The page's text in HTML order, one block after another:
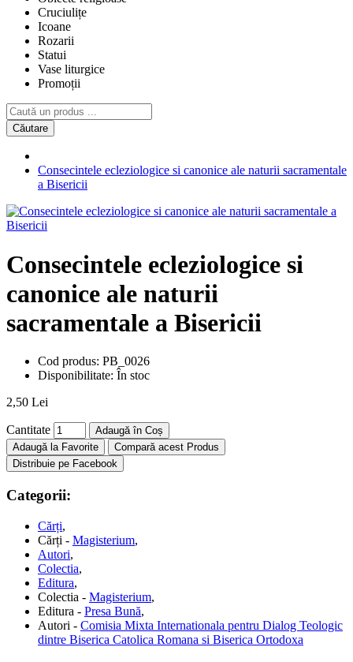
Cruciulițe
Icoane
Rozarii
Statui
Vase liturgice
Promoții
Căutare
Consecintele ecleziologice si canonice ale naturii sacramentale
a Bisericii
Consecintele ecleziologice si
canonice ale naturii
sacramentale a Bisericii
Cod produs: PB_0026
Disponibilitate: În stoc
2,50 Lei
Cantitate
Adaugă în Coș
Adaugă la Favorite
Compară acest Produs
Distribuie pe Facebook
Categorii:
Cărți,
Cărți - Magisterium,
Autori,
Colectia,
Editura,
Colectia - Magisterium,
Editura - Presa Bună,
Autori - Comisia Mixta Internationala pentru Dialog Teologic
dintre Biserica Catolica Romana si Biserica Ortodoxa